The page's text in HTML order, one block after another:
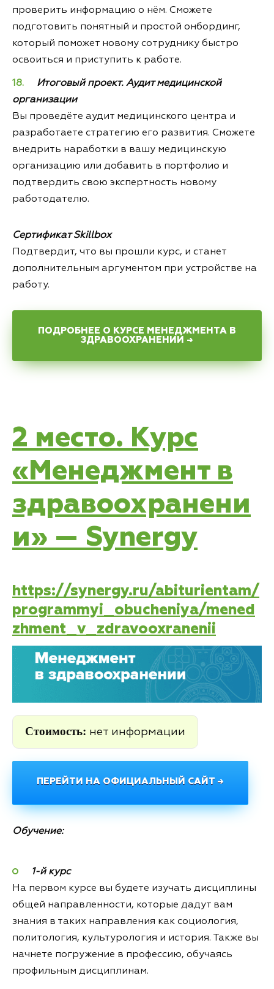
проверить информацию о нём. Сможете
подготовить понятный и простой онбординг,
который поможет новому сотруднику быстро
освоиться и приступить к работе.
Итоговый проект. Аудит медицинской
организации
Вы проведёте аудит медицинского центра и
разработаете стратегию его развития. Сможете
внедрить наработки в вашу медицинскую
организацию или добавить в портфолио и
подтвердить свою экспертность новому
работодателю.
Сертификат Skillbox
Подтвердит, что вы прошли курс, и станет
дополнительным аргументом при устройстве на
работу.
ПОДРОБНЕЕ О КУРСЕ МЕНЕДЖМЕНТА В
ЗДРАВООХРАНЕНИИ →
2 место. Курс
«Менеджмент в
здравоохранени
и» — Synergy
https://synergy.ru/abiturientam/
programmyi_obucheniya/mened
zhment_v_zdravooxranenii
Стоимость: нет информации
ПЕРЕЙТИ НА ОФИЦИАЛЬНЫЙ САЙТ →
Обучение:
1-й курс
На первом курсе вы будете изучать дисциплины
общей направленности, которые дадут вам
знания в таких направления как социология,
политология, культурология и история. Также вы
начнете погружение в профессию, обучаясь
профильным дисциплинам.